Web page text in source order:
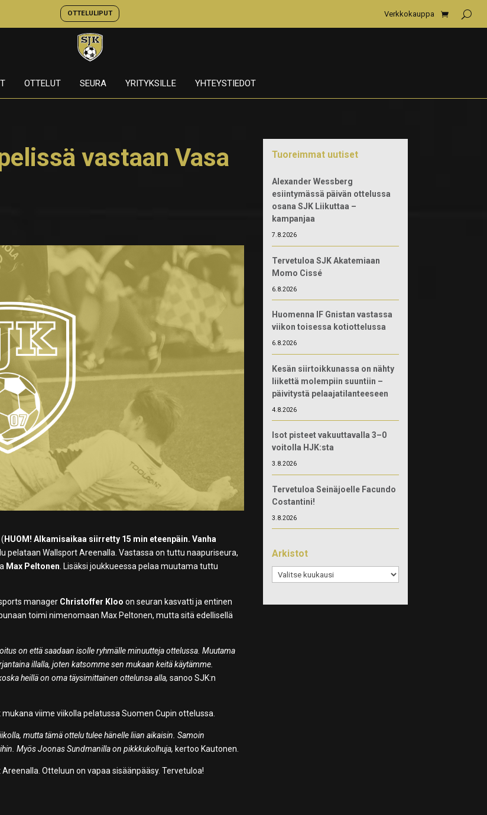
OTTELULIPUT Verkkokauppa
OTTELUT SEURA YRITYKSILLE YHTEYSTIEDOT
vastaan Vasa
HUOM! Alkamisaikaa siirretty 15 min eteenpäin. Vanha
pelataan Wallsport Areenalla. Vastassa on tuttu naapuriseura,
Max Peltonen. Lisäksi joukkueessa pelaa muutama tuttu
manager Christoffer Kloo on seuran kasvatti ja entinen
toimi nimenomaan Max Peltonen, mutta sitä edellisellä
on että saadaan isolle ryhmälle minuutteja ottelussa. Muutama
illalla, joten katsomme sen mukaan keitä käytämme.
heillä on oma täysimittainen ottelunsa alla,sanoo SJK:n
viime viikolla pelatussa Suomen Cupin ottelussa.
mutta tämä ottelu tulee hänelle liian aikaisin. Samoin
Myös Joonas Sundmanilla on pikkkukolhuja, kertoo Kautonen.
Otteluun on vapaa sisäänpääsy. Tervetuloa!
Tuoreimmat uutiset
Alexander Wessberg
esiintymässä päivän ottelussa
osana SJK Liikuttaa –
kampanjaa
7.8.2026
Tervetuloa SJK Akatemiaan
Momo Cissé
6.8.2026
Huomenna IF Gnistan vastassa
viikon toisessa kotiottelussa
6.8.2026
Kesän siirtoikkunassa on nähty
liikettä molempiin suuntiin –
päivitystä pelaajatilanteeseen
4.8.2026
Isot pisteet vakuuttavalla 3–0
voitolla HJK:sta
3.8.2026
Tervetuloa Seinäjoelle Facundo
Costantini!
3.8.2026
Arkistot
Arkistot